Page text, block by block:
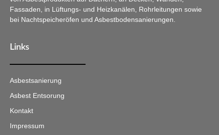
Fassaden, in Lüftungs- und Heizkanälen, Rohrleitungen sowie
bei Nachtspeicheröfen und Asbestbodensanierungen.
Links
Asbestsanierung
Asbest Entsorung
Kontakt
Impressum